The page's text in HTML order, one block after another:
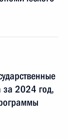
за 2024 год,